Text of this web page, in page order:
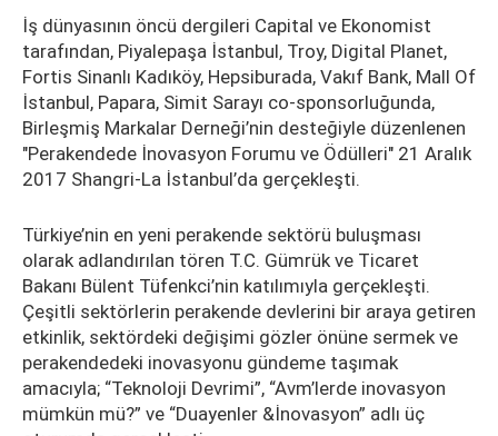
İş dünyasının öncü dergileri Capital ve Ekonomist
tarafından, Piyalepaşa İstanbul, Troy, Digital Planet,
Fortis Sinanlı Kadıköy, Hepsiburada, Vakıf Bank, Mall Of
İstanbul, Papara, Simit Sarayı co-sponsorluğunda,
Birleşmiş Markalar Derneği’nin desteğiyle düzenlenen
"Perakendede İnovasyon Forumu ve Ödülleri" 21 Aralık
2017 Shangri-La İstanbul’da gerçekleşti.
Türkiye’nin en yeni perakende sektörü buluşması
olarak adlandırılan tören T.C. Gümrük ve Ticaret
Bakanı Bülent Tüfenkci’nin katılımıyla gerçekleşti.
Çeşitli sektörlerin perakende devlerini bir araya getiren
etkinlik, sektördeki değişimi gözler önüne sermek ve
perakendedeki inovasyonu gündeme taşımak
amacıyla; “Teknoloji Devrimi”, “Avm’lerde inovasyon
mümkün mü?” ve “Duayenler &İnovasyon” adlı üç